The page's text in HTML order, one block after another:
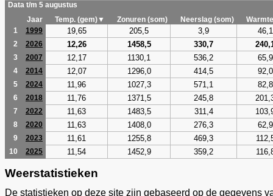
Data t/m 5 augustus
Jaar
Temp. (gem)▼ Zonuren (som) Neerslag (som)
1
1999 19,65 205,5 3,9 46,1
2 2026 12,26 1458,5 330,7
3 2007 12,17 1130,1 536,2 65,9
4 2014 12,07 1296,0 414,5 92,0
5 2024 11,96 1027,3 571,1 82,8
6 2018 11,76 1371,5 245,8
7 2022 11,63 1483,5 311,4
8 2020 11,63 1408,0 276,3 62,9
9 2023 11,61 1255,8 469,3
10 2025 11,54 1452,9 359,2
Weerstatistieken
De statistieken op deze site zijn gebaseerd op de gegevens